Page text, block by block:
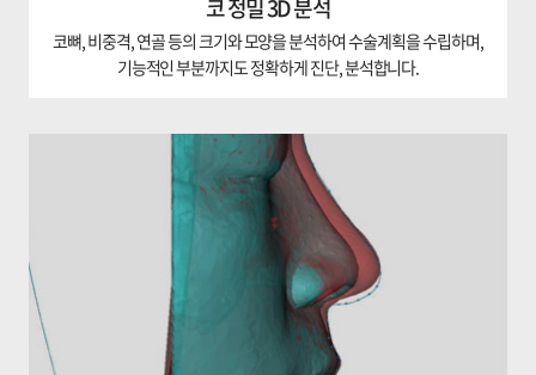
코 정밀 3D 분석
코뼈, 비중격, 연골 등의 크기와 모양을 분석하여 수술계획을 수립하며,
기능적인 부분까지도 정확하게 진단, 분석합니다.